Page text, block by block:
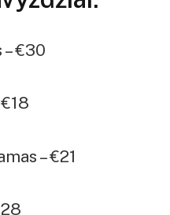
– €30
– €21